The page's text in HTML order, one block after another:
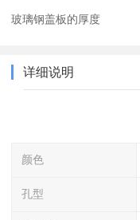
玻璃钢盖板的厚度
详细说明
颜色
孔型